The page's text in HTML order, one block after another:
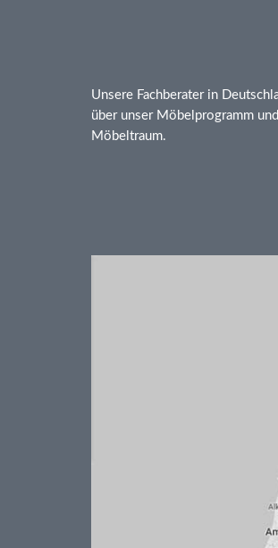
Unsere Fachberater in
über unser Möbelprogramm
Möbeltraum.